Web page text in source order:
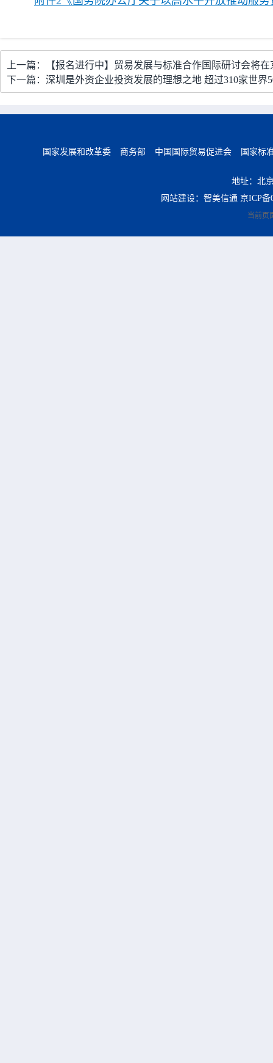
上一篇：【报名进行中】贸易发展与标准合作国际研讨会将在
下一篇：深圳是外资企业投资发展的理想之地 超过310家世界
国家发展和改革委 商务部 中国国际贸易促进会 国家标
地址：北
网站建设：智美信通 京ICP备
当前页